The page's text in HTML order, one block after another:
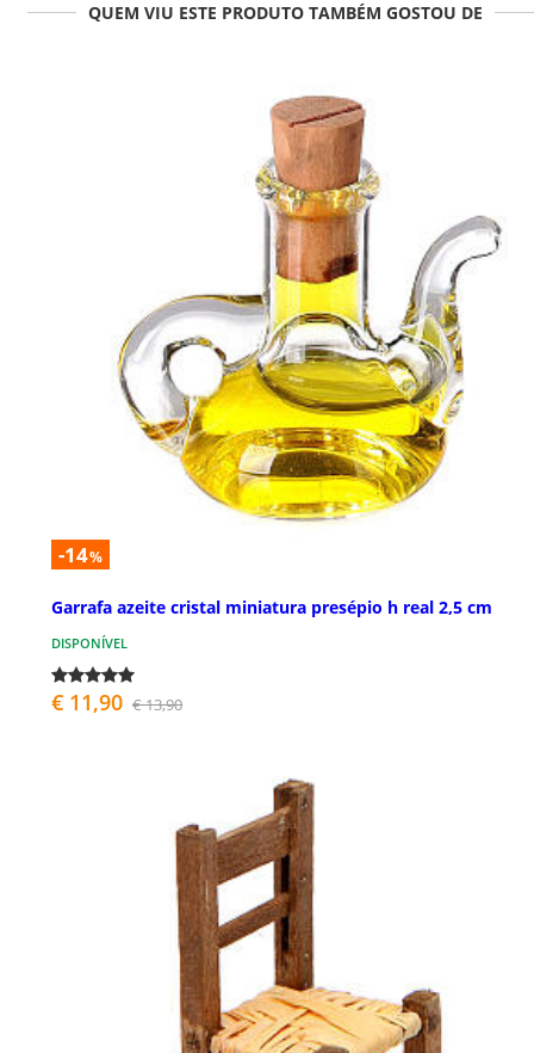
QUEM VIU ESTE PRODUTO TAMBÉM GOSTOU DE
-14%
Garrafa azeite cristal miniatura presépio h real 2,5 cm
DISPONÍVEL
€ 11,90 € 13,90